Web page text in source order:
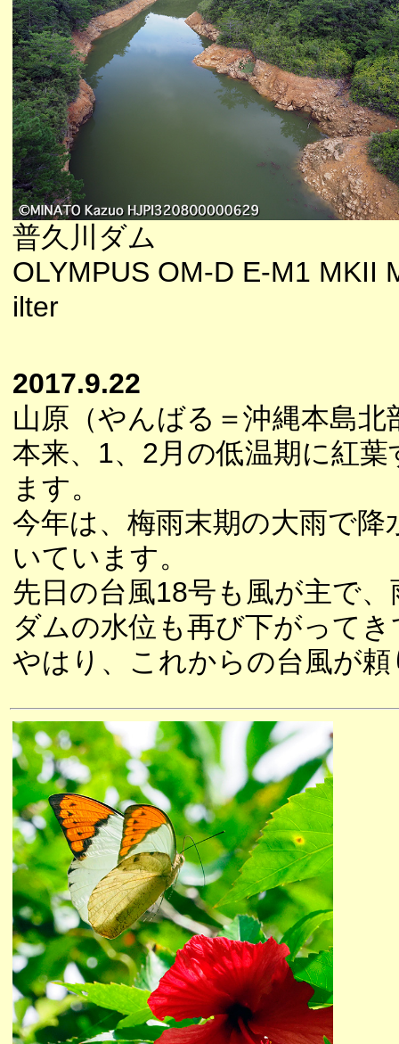
普久川ダム
OLYMPUS OM-D E-M1 MKII
ilter
2017.9.22
山原（やんばる＝沖縄本島
本来、1、2月の低温期に紅
ます。
今年は、梅雨末期の大雨で
いています。
先日の台風18号も風が主で
ダムの水位も再び下がって
やはり、これからの台風が